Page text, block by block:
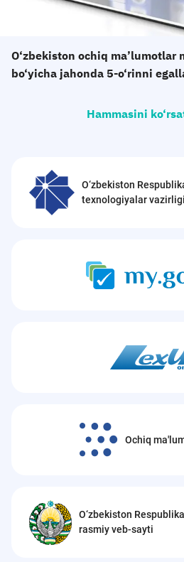
O‘zbekiston ochiq ma’lumotlar
bo‘yicha jahonda 5-o‘rinni
Hammasini
O‘zbekiston
texnologiyalar vazirligi
Ochiq
O‘zbekiston
rasmiy veb-sayti